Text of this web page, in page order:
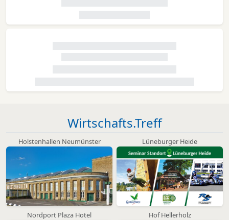
Wirtschafts.Treff
Holstenhallen Neumünster Lüneburger Heide
Nordport Plaza Hotel Hof Hellerholz